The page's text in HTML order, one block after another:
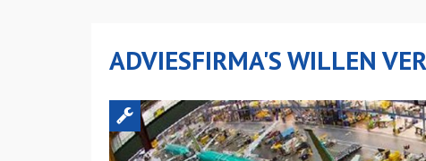
ADVIESFIRMA'S WILLEN